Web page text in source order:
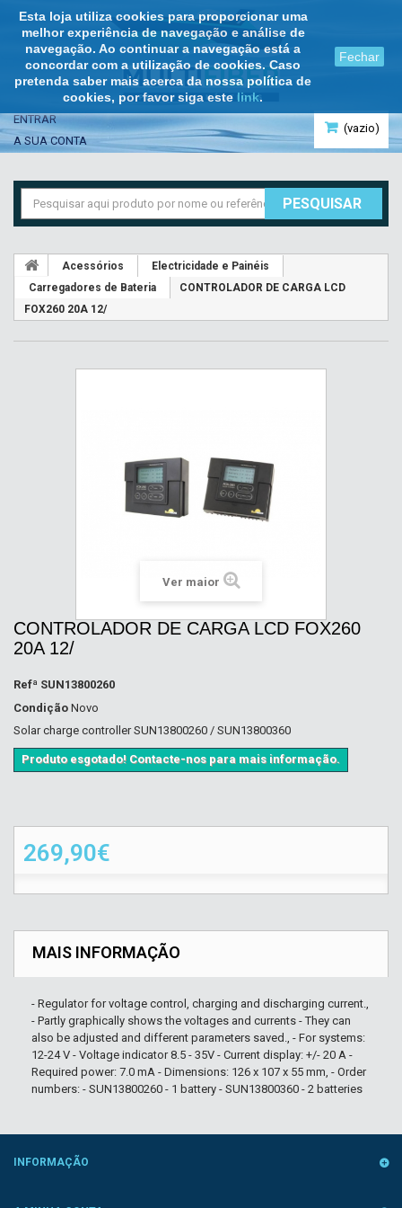
Esta loja utiliza cookies para proporcionar uma
melhor experiência de navegação e análise de
navegação. Ao continuar a navegação está a
concordar com a utilização de cookies. Caso
pretenda saber mais acerca da nossa política de
cookies, por favor siga este link.
Fechar
(vazio)
ENTRAR
A SUA CONTA
PESQUISAR
Acessórios
Electricidade e Painéis
Carregadores de Bateria
CONTROLADOR DE CARGA LCD
FOX260 20A 12/
Ver maior
CONTROLADOR DE CARGA LCD FOX260
20A 12/
Refª SUN13800260
Condição Novo
Solar charge controller SUN13800260 / SUN13800360
Produto esgotado! Contacte-nos para mais informação.
269,90€
MAIS INFORMAÇÃO
- Regulator for voltage control, charging and discharging current.,
- Partly graphically shows the voltages and currents - They can
also be adjusted and different parameters saved., - For systems:
12-24 V - Voltage indicator 8.5 - 35V - Current display: +/- 20 A -
Required power: 7.0 mA - Dimensions: 126 x 107 x 55 mm, - Order
numbers: - SUN13800260 - 1 battery - SUN13800360 - 2 batteries
INFORMAÇÃO